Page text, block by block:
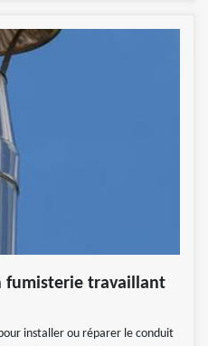
fumisterie travaillant
installer ou réparer le conduit